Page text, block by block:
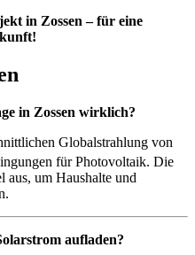
in Zossen – für eine
in Zossen wirklich?
Globalstrahlung von
für Photovoltaik. Die
aus, um Haushalte und
aufladen?